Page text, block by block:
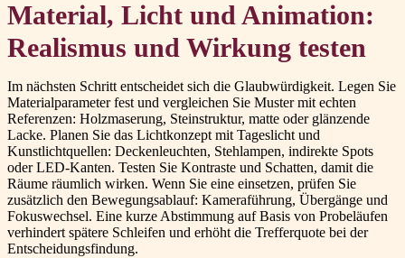
Material, Licht und Animation:
Realismus und Wirkung testen
Im nächsten Schritt entscheidet sich die Glaubwürdigkeit. Legen Sie
Materialparameter fest und vergleichen Sie Muster mit echten
Referenzen: Holzmaserung, Steinstruktur, matte oder glänzende
Lacke. Planen Sie das Lichtkonzept mit Tageslicht und
Kunstlichtquellen: Deckenleuchten, Stehlampen, indirekte Spots
oder LED-Kanten. Testen Sie Kontraste und Schatten, damit die
Räume räumlich wirken. Wenn Sie eine einsetzen, prüfen Sie
zusätzlich den Bewegungsablauf: Kameraführung, Übergänge und
Fokuswechsel. Eine kurze Abstimmung auf Basis von Probeläufen
verhindert spätere Schleifen und erhöht die Trefferquote bei der
Entscheidungsfindung.